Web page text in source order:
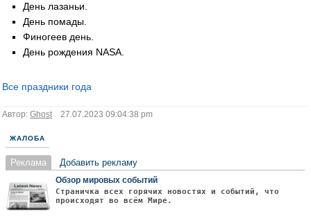
День лазаньи.
День помады.
Финогеев день.
День рождения NASA.
Все праздники года
Автор: Ghost27.07.2023 09:04:38 pm
ЖАЛОБА
Реклама Добавить рекламу
Обзор мировых событий
Страничка всех горячих новостях и событий, что
происходят во всём Мире.